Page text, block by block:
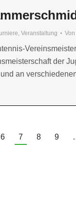
, Veranstaltung Von
der
an
6 7 8 9